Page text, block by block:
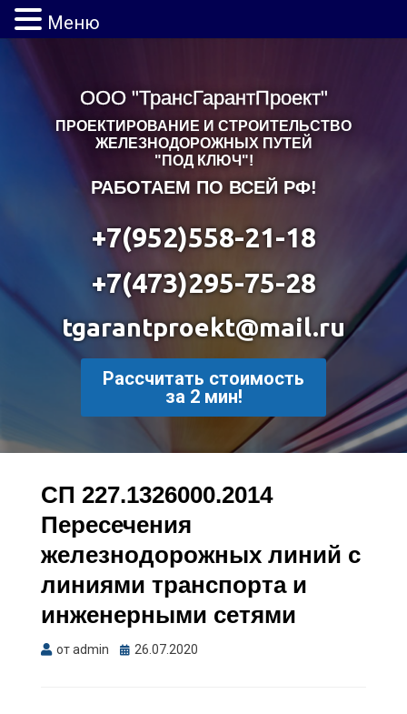
ООО "ТрансГарантПроект"
ПРОЕКТИРОВАНИЕ И СТРОИТЕЛЬСТВО
ЖЕЛЕЗНОДОРОЖНЫХ ПУТЕЙ
"ПОД КЛЮЧ"!
РАБОТАЕМ ПО ВСЕЙ РФ!
+7(952)558-21-18
+7(473)295-75-28
tgarantproekt@mail.ru
Рассчитать стоимость
за 2 мин!
СП 227.1326000.2014
Пересечения
железнодорожных линий с
линиями транспорта и
инженерными сетями
отadmin 26.07.2020
Меню